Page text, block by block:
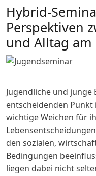
Hybrid-
Perspektiven
und Alltag am
Jugendliche und junge
entscheidenden Punkt
wichtige Weichen für
den sozialen,
Bedingungen
liegen dabei nicht